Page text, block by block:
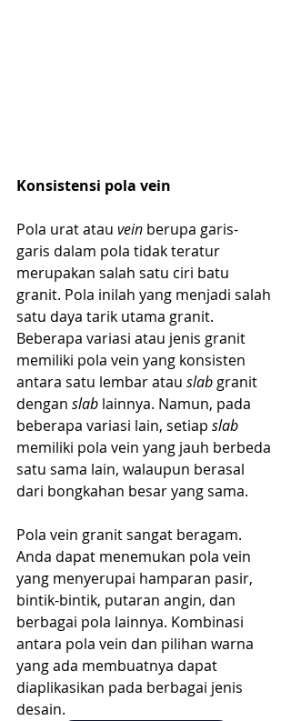
Konsistensi pola vein
Pola urat atau vein berupa garis-
garis dalam pola tidak teratur
merupakan salah satu ciri batu
granit. Pola inilah yang menjadi salah
satu daya tarik utama granit.
Beberapa variasi atau jenis granit
memiliki pola vein yang konsisten
antara satu lembar atau slab granit
dengan slab lainnya. Namun, pada
beberapa variasi lain, setiap slab
memiliki pola vein yang jauh berbeda
satu sama lain, walaupun berasal
dari bongkahan besar yang sama.
Pola vein granit sangat beragam.
Anda dapat menemukan pola vein
yang menyerupai hamparan pasir,
bintik-bintik, putaran angin, dan
berbagai pola lainnya. Kombinasi
antara pola vein dan pilihan warna
yang ada membuatnya dapat
diaplikasikan pada berbagai jenis
desain.